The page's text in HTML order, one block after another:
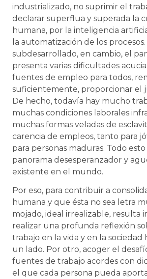
industrializado, no suprimir el
declarar superflua y superada la
humana, por la inteligencia
la automatización de los
subdesarrollado, en cambio, el
presenta varias dificultades
fuentes de empleo para todos,
suficientemente, proporcionar el
De hecho, todavía hay mucho
muchas condiciones laborales
muchas formas veladas de
carencia de empleos, tanto para
para personas maduras. Todo
panorama desesperanzador y
existente en el mundo.
Por eso, para contribuir a
humana y que ésta no sea letra
mojado, ideal irrealizable, resulta
realizar una profunda reflexión
trabajo en la vida y en la sociedad
un lado. Por otro, acoger el
fuentes de trabajo acordes con
el que cada persona pueda